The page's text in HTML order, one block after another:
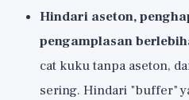
Hindari aseton,
pengamplasan
cat kuku tanpa aseton,
sering. Hindari "buffer"